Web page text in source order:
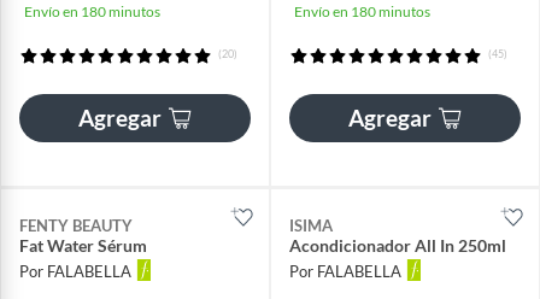
Envío en 180 minutos
(20)
Agregar
Envío en 180 minutos
(45)
Agregar
FENTY BEAUTY
Fat Water Sérum
Por FALABELLA
ISIMA
Acondicionador All In 250ml
Por FALABELLA